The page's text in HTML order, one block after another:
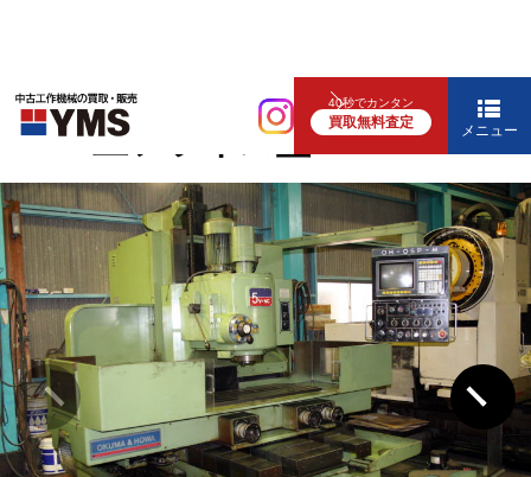
40秒でカンタン
買取無料査定 メニュー
NCフライス盤
#5NC立フライス盤